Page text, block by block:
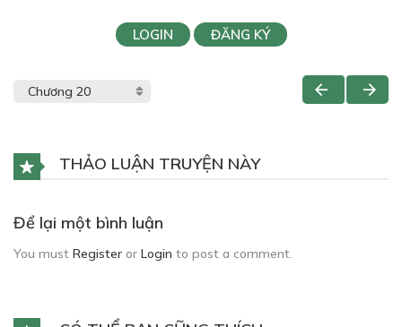
LOGIN ĐĂNG KÝ
THẢO LUẬN TRUYỆN NÀY
Để lại một bình luận
You must Register or Login to post a comment.